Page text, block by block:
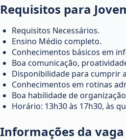
Requisitos para
Requisitos Necessários.
Ensino Médio completo.
Conhecimentos básicos em
Boa comunicação,
Disponibilidade para cumprir
Conhecimentos em rotinas
Boa habilidade de
Horário: 13h30 às 17h30, às
Informações da vaga